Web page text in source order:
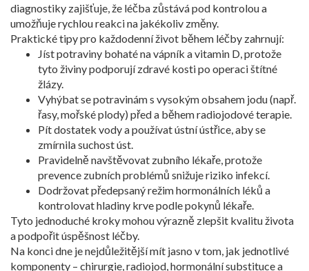
diagnostiky zajišťuje, že léčba zůstává pod kontrolou a
umožňuje rychlou reakci na jakékoliv změny.
Praktické tipy pro každodenní život během léčby zahrnují:
Jíst potraviny bohaté na vápník a vitamin D, protože
tyto živiny podporují zdravé kosti po operaci štítné
žlázy.
Vyhýbat se potravinám s vysokým obsahem jodu (např.
řasy, mořské plody) před a během radiojodové terapie.
Pít dostatek vody a používat ústní ústřice, aby se
zmírnila suchost úst.
Pravidelně navštěvovat zubního lékaře, protože
prevence zubních problémů snižuje riziko infekcí.
Dodržovat předepsaný režim hormonálních léků a
kontrolovat hladiny krve podle pokynů lékaře.
Tyto jednoduché kroky mohou výrazně zlepšit kvalitu života
a podpořit úspěšnost léčby.
Na konci dne je nejdůležitější mít jasno v tom, jak jednotlivé
komponenty – chirurgie, radiojod, hormonální substituce a